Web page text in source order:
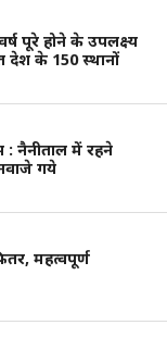
पूरे होने के उपलक्ष्य
देश के 150 स्थानों
: नैनीताल में रहने
गये
महत्वपूर्ण